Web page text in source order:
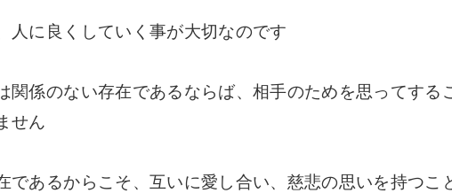
人に良くしていく事が大切なのです
関係のない存在であるならば、相手のためを思ってする
せん
であるからこそ、互いに愛し合い、慈悲の思いを持つこ